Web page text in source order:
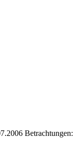
Betrachtungen: